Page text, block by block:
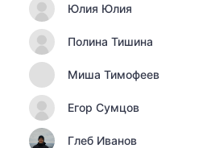
Юлия Юлия
Полина Тишина
Миша Тимофеев
Егор Сумцов
Глеб Иванов